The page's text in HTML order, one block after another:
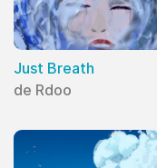
Just Breath
de Rdoo